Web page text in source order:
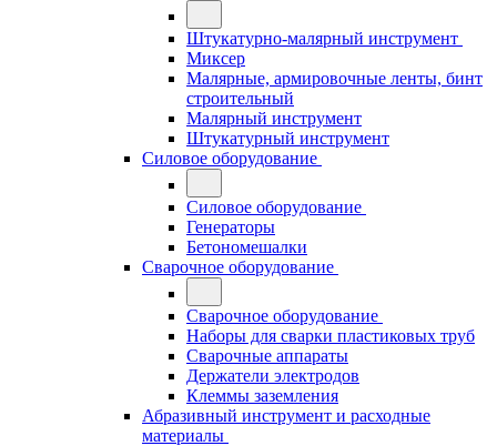
Штукатурно-малярный инструмент
Миксер
Малярные, армировочные ленты, бинт
строительный
Малярный инструмент
Штукатурный инструмент
Силовое оборудование
Силовое оборудование
Генераторы
Бетономешалки
Сварочное оборудование
Сварочное оборудование
Наборы для сварки пластиковых труб
Сварочные аппараты
Держатели электродов
Клеммы заземления
Абразивный инструмент и расходные
материалы